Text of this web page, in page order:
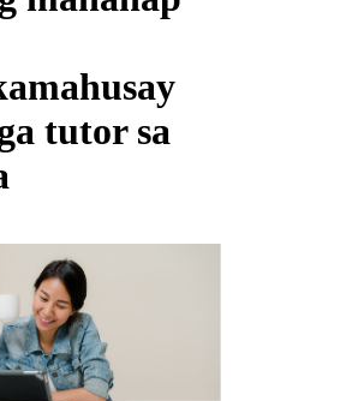
tutor sa